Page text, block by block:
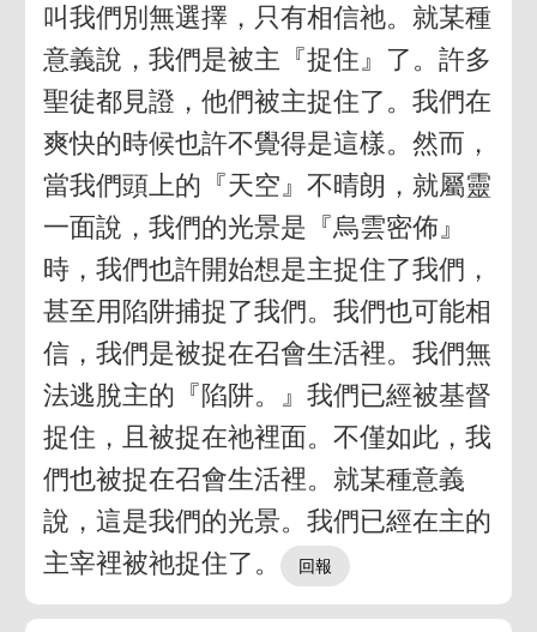
叫我們別無選擇，只有相信祂。就某種
意義說，我們是被主『捉住』了。許多
聖徒都見證，他們被主捉住了。我們在
爽快的時候也許不覺得是這樣。然而，
當我們頭上的『天空』不晴朗，就屬靈
一面說，我們的光景是『烏雲密佈』
時，我們也許開始想是主捉住了我們，
甚至用陷阱捕捉了我們。我們也可能相
信，我們是被捉在召會生活裡。我們無
法逃脫主的『陷阱。』我們已經被基督
捉住，且被捉在祂裡面。不僅如此，我
們也被捉在召會生活裡。就某種意義
說，這是我們的光景。我們已經在主的
主宰裡被祂捉住了。